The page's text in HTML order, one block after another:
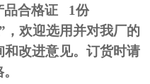
合格证 1份
欢迎选用并对我厂的
改进意见。订货时请